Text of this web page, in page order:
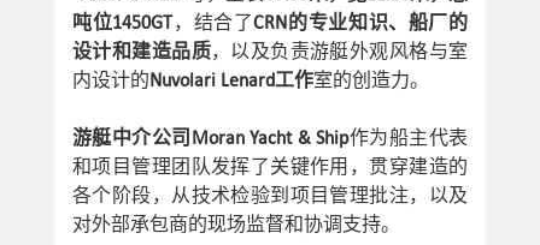
吨位1450GT，结合了CRN的专业知识、船厂的
设计和建造品质，以及负责游艇外观风格与室
内设计的Nuvolari Lenard工作室的创造力。
游艇中介公司Moran Yacht & Ship作为船主代表
和项目管理团队发挥了关键作用，贯穿建造的
各个阶段，从技术检验到项目管理批注，以及
对外部承包商的现场监督和协调支持。